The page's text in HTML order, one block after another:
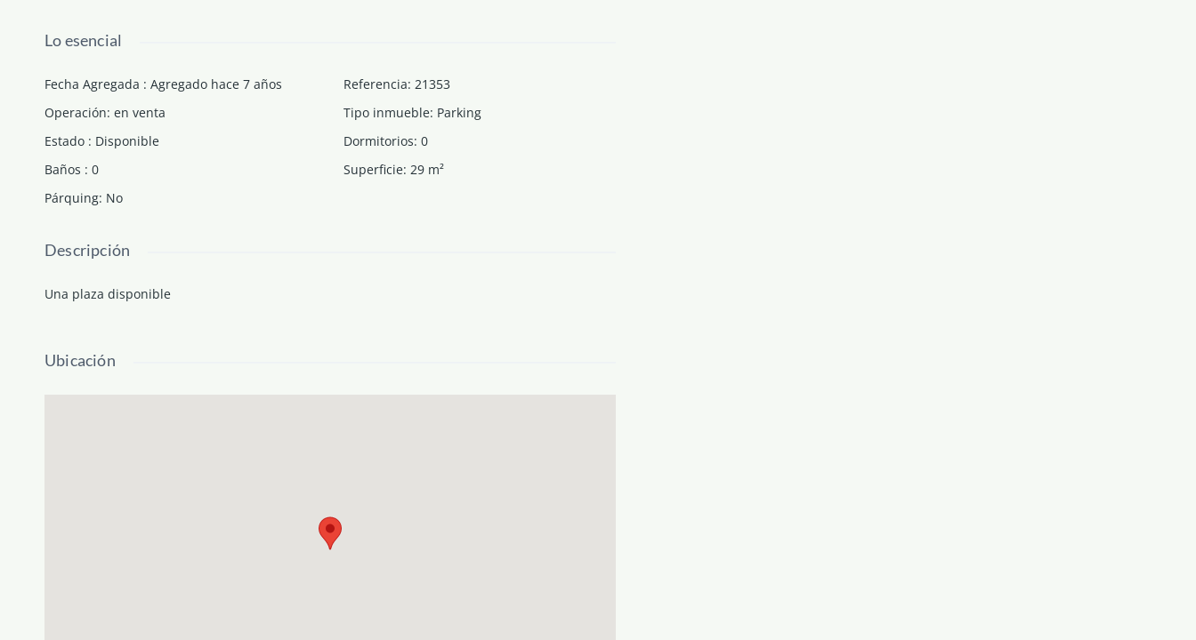
Lo esencial
Fecha Agregada : Agregado hace 7 años Referencia: 21353
Operación: en venta Tipo inmueble: Parking
Estado : Disponible Dormitorios: 0
Baños : 0 Superficie: 29 m²
Párquing: No
Descripción
Una plaza disponible
Ubicación